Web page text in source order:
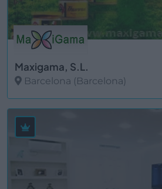
Maxigama, S.L.
Barcelona (Barcelona)